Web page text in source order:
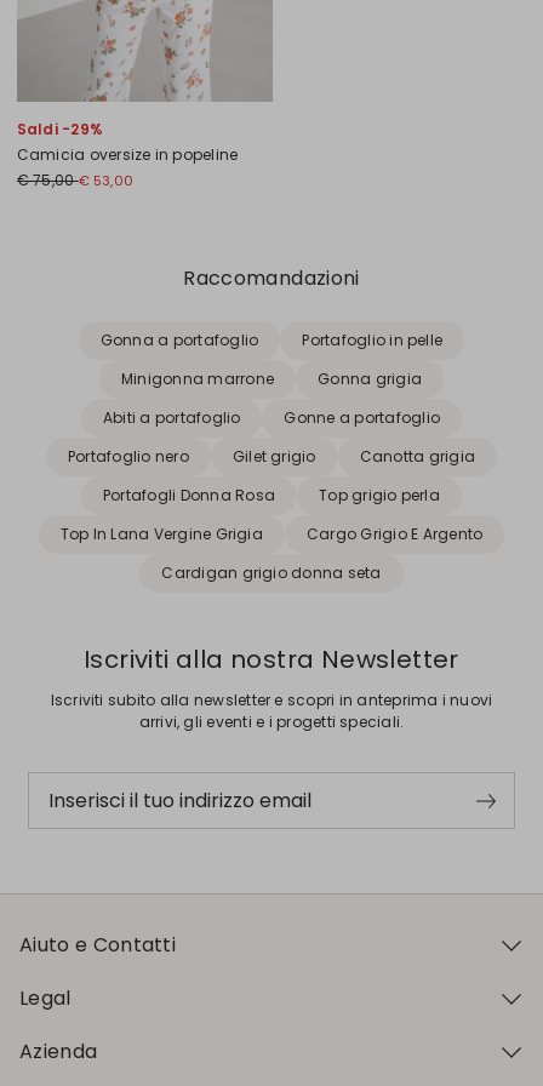
Saldi -29%
Camicia oversize in popeline
€ 75,00€ 53,00
Raccomandazioni
Gonna a portafoglio
Portafoglio in pelle
Minigonna marrone
Gonna grigia
Abiti a portafoglio
Gonne a portafoglio
Portafoglio nero
Gilet grigio
Canotta grigia
Portafogli Donna Rosa
Top grigio perla
Top In Lana Vergine Grigia
Cargo Grigio E Argento
Cardigan grigio donna seta
Iscriviti alla nostra Newsletter
Iscriviti subito alla newsletter e scopri in anteprima i nuovi
arrivi, gli eventi e i progetti speciali.
Inserisci il tuo indirizzo email
Aiuto e Contatti
Legal
Azienda